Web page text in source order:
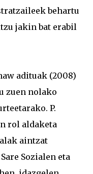
behartu
jakin bat erabil
adituak (2008)
zuen nolako
P.
rol aldaketa
aintzat
Sozialen eta